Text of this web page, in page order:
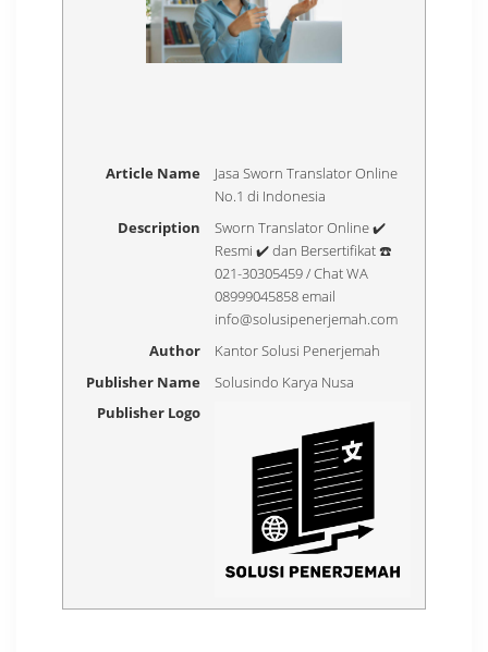
Article Name
Jasa Sworn Translator Online
No.1 di Indonesia
Description
Sworn Translator Online ✔️
Resmi ✔️ dan Bersertifikat ☎️
021-30305459 / Chat WA
08999045858 email
info@solusipenerjemah.com
Author
Kantor Solusi Penerjemah
Publisher Name
Solusindo Karya Nusa
Publisher Logo